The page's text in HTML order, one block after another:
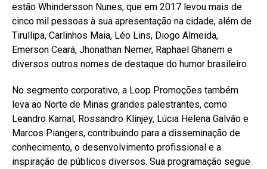
estão Whindersson Nunes, que em 2017 levou mais de
cinco mil pessoas à sua apresentação na cidade, além de
Tirullipa, Carlinhos Maia, Léo Lins, Diogo Almeida,
Emerson Ceará, Jhonathan Nemer, Raphael Ghanem e
diversos outros nomes de destaque do humor brasileiro.
No segmento corporativo, a Loop Promoções também
leva ao Norte de Minas grandes palestrantes, como
Leandro Karnal, Rossandro Klinjey, Lúcia Helena Galvão e
Marcos Piangers, contribuindo para a disseminação de
conhecimento, o desenvolvimento profissional e a
inspiração de públicos diversos. Sua programação segue